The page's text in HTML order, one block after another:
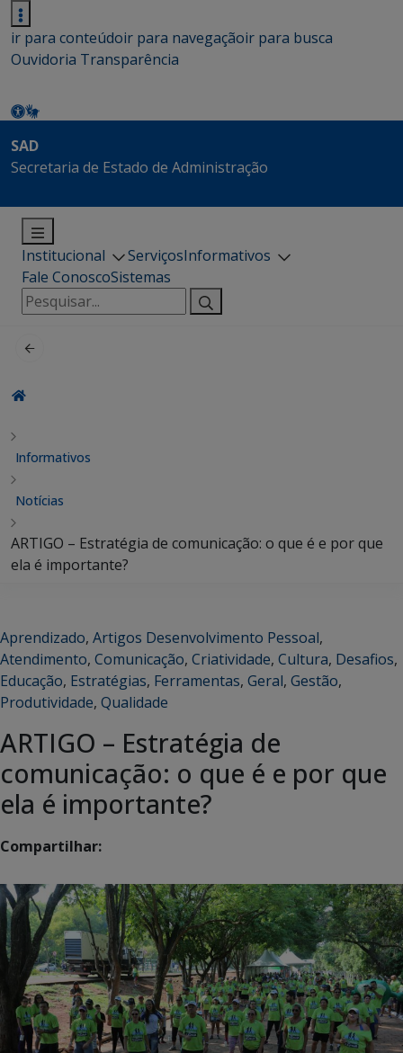
ir para conteúdoir para navegaçãoir para busca
Ouvidoria Transparência
SAD
Secretaria de Estado de Administração
Institucional ServiçosInformativos
Fale ConoscoSistemas
Pesquisar
por:
Informativos
Notícias
ARTIGO – Estratégia de comunicação: o que é e por que
ela é importante?
Aprendizado, Artigos Desenvolvimento Pessoal,
Atendimento, Comunicação, Criatividade, Cultura, Desafios,
Educação, Estratégias, Ferramentas, Geral, Gestão,
Produtividade, Qualidade
ARTIGO – Estratégia de
comunicação: o que é e por que
ela é importante?
Compartilhar: